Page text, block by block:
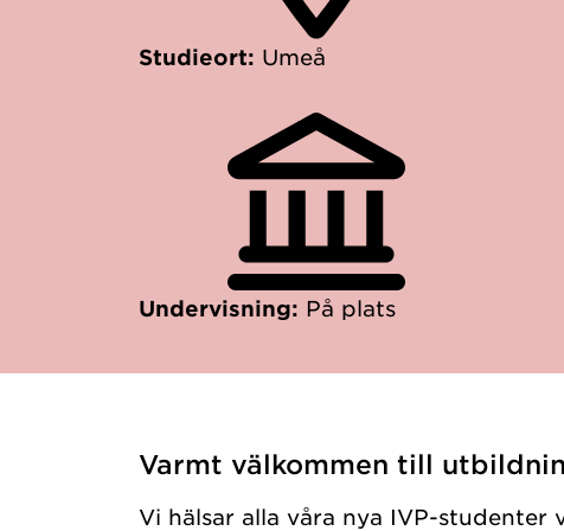
Studieort: Umeå
Undervisning: På plats
Varmt välkommen till
Vi hälsar alla våra nya IVP-